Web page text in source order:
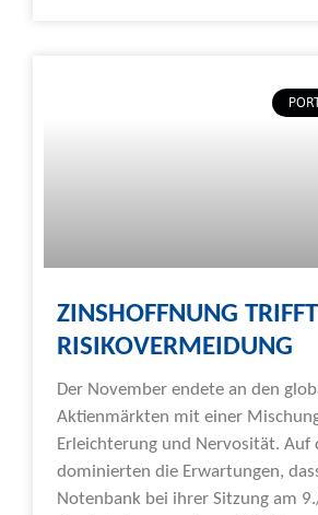
ZINSHOFFNUNG TRIFFT
RISIKOVERMEIDUNG
Der November endete an den
Aktienmärkten mit einer
Erleichterung und Nervosität. Auf
dominierten die Erwartungen,
Notenbank bei ihrer Sitzung am